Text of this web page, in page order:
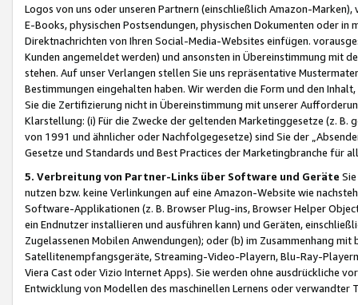
Logos von uns oder unseren Partnern (einschließlich Amazon-
E-Books, physischen Postsendungen, physischen Dokumenten oder in
Direktnachrichten von Ihren Social-Media-Websites einfügen.
Kunden angemeldet werden) und ansonsten in Übereinstimmung mit
stehen. Auf unser Verlangen stellen Sie uns repräsentative
Bestimmungen eingehalten haben. Wir werden die Form und den
Sie die Zertifizierung nicht in Übereinstimmung mit unserer
Klarstellung: (i) Für die Zwecke der geltenden Marketinggesetze (z. B.
von 1991 und ähnlicher oder Nachfolgegesetze) sind Sie der
Gesetze und Standards und Best Practices der Marketingbranche für
5. Verbreitung von Partner-Links über Software und Geräte
nutzen bzw. keine Verlinkungen auf eine Amazon-Website wie
Software-Applikationen (z. B. Browser Plug-ins, Browser Helper
ein Endnutzer installieren und ausführen kann) und Geräten,
Zugelassenen Mobilen Anwendungen); oder (b) im Zusammenhang
Satellitenempfangsgeräte, Streaming-Video-Playern, Blu-Ray-
Viera Cast oder Vizio Internet Apps). Sie werden ohne ausdrückliche
Entwicklung von Modellen des maschinellen Lernens oder